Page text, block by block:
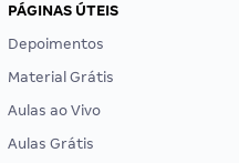
PÁGINAS ÚTEIS
Depoimentos
Material Grátis
Aulas ao Vivo
Aulas Grátis